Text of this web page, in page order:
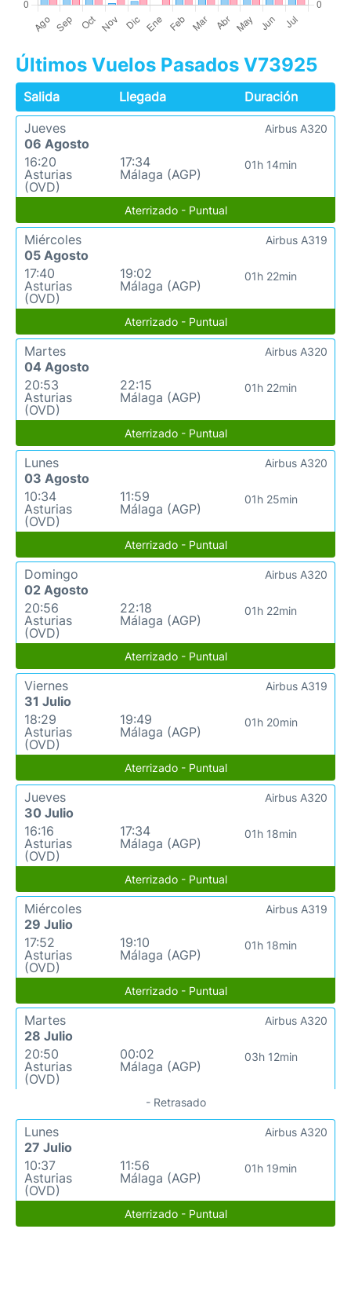
Últimos Vuelos Pasados V73925
Salida Llegada
Duración
Jueves
06 Agosto
16:20
Asturias
(OVD)
17:34
Málaga (AGP)
01h 14min
Airbus A320
Aterrizado - Puntual
Miércoles
05 Agosto
17:40
Asturias
(OVD)
19:02
Málaga (AGP)
01h 22min
Airbus A319
Aterrizado - Puntual
Martes
04 Agosto
20:53
Asturias
(OVD)
22:15
Málaga (AGP)
01h 22min
Airbus A320
Aterrizado - Puntual
Lunes
03 Agosto
10:34
Asturias
(OVD)
11:59
Málaga (AGP)
01h 25min
Airbus A320
Aterrizado - Puntual
Domingo
02 Agosto
20:56
Asturias
(OVD)
22:18
Málaga (AGP)
01h 22min
Airbus A320
Aterrizado - Puntual
Viernes
31 Julio
18:29
Asturias
(OVD)
19:49
Málaga (AGP)
01h 20min
Airbus A319
Aterrizado - Puntual
Jueves
30 Julio
16:16
Asturias
(OVD)
17:34
Málaga (AGP)
01h 18min
Airbus A320
Aterrizado - Puntual
Miércoles
29 Julio
17:52
Asturias
(OVD)
19:10
Málaga (AGP)
01h 18min
Airbus A319
Aterrizado - Puntual
Martes
28 Julio
20:50
Asturias
(OVD)
00:02
Málaga (AGP)
03h 12min
Airbus A320
- Retrasado
Lunes
27 Julio
10:37
Asturias
(OVD)
11:56
Málaga (AGP)
01h 19min
Airbus A320
Aterrizado - Puntual